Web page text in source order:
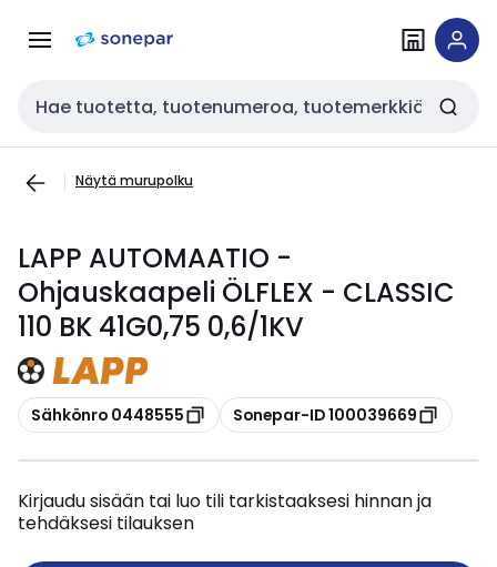
navigointiinsisältöön
Haku
Näytä murupolku
LAPP AUTOMAATIO -
Ohjauskaapeli ÖLFLEX - CLASSIC
110 BK 41G0,75 0,6/1KV
Kopioi
Sähkönro 0448555 Kopioi
Sonepar-ID 100039669
Kirjaudu sisään tai luo tili tarkistaaksesi hinnan ja
tehdäksesi tilauksen